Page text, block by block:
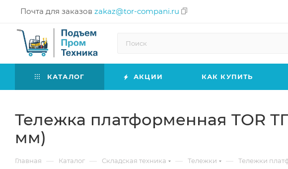
Почта для заказов zakaz@tor-compani.ru
КАТАЛОГ АКЦИИ КАК КУПИТЬ
Тележка платформенная TOR
мм)
Главная — Каталог — Складская техника — Тележки — Тележки